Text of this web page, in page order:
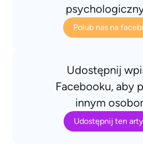
Polub nas na
Udostępnij
Facebooku, aby
innym
Udostępnij ten